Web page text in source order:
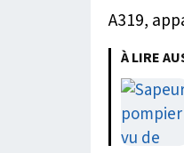
A319,
À LIRE